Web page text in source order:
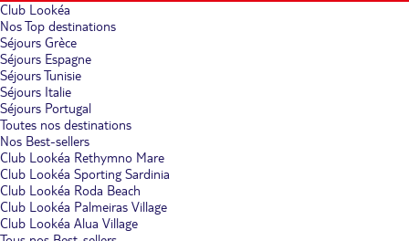
Club Lookéa
Nos Top destinations
Séjours Grèce
Séjours Espagne
Séjours Tunisie
Séjours Italie
Séjours Portugal
Toutes nos destinations
Nos Best-sellers
Club Lookéa Rethymno Mare
Club Lookéa Sporting Sardinia
Club Lookéa Roda Beach
Club Lookéa Palmeiras Village
Club Lookéa Alua Village